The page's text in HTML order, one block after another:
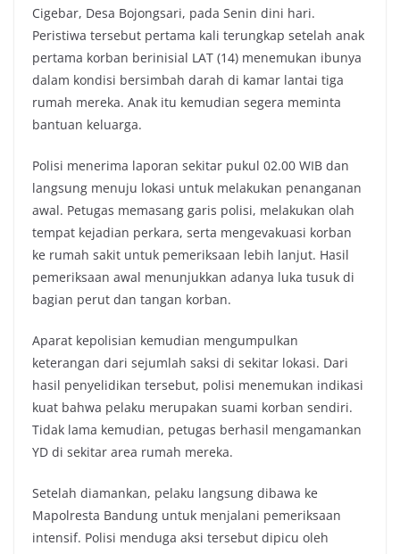
Cigebar, Desa Bojongsari, pada Senin dini hari.
Peristiwa tersebut pertama kali terungkap setelah anak
pertama korban berinisial LAT (14) menemukan ibunya
dalam kondisi bersimbah darah di kamar lantai tiga
rumah mereka. Anak itu kemudian segera meminta
bantuan keluarga.
Polisi menerima laporan sekitar pukul 02.00 WIB dan
langsung menuju lokasi untuk melakukan penanganan
awal. Petugas memasang garis polisi, melakukan olah
tempat kejadian perkara, serta mengevakuasi korban
ke rumah sakit untuk pemeriksaan lebih lanjut. Hasil
pemeriksaan awal menunjukkan adanya luka tusuk di
bagian perut dan tangan korban.
Aparat kepolisian kemudian mengumpulkan
keterangan dari sejumlah saksi di sekitar lokasi. Dari
hasil penyelidikan tersebut, polisi menemukan indikasi
kuat bahwa pelaku merupakan suami korban sendiri.
Tidak lama kemudian, petugas berhasil mengamankan
YD di sekitar area rumah mereka.
Setelah diamankan, pelaku langsung dibawa ke
Mapolresta Bandung untuk menjalani pemeriksaan
intensif. Polisi menduga aksi tersebut dipicu oleh